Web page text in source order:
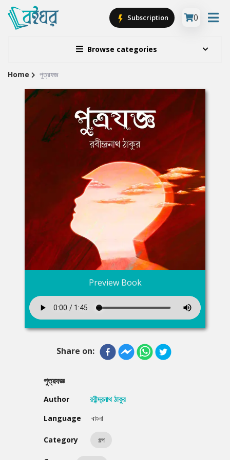
Browse categories
Subscription 0
Site
Breadcrumb
Home পুত্রযজ্ঞ
Preview Book
Share on:
পুত্রযজ্ঞ
Author
রবীন্দ্রনাথ ঠাকুর
Language
বাংলা
Category গল্প